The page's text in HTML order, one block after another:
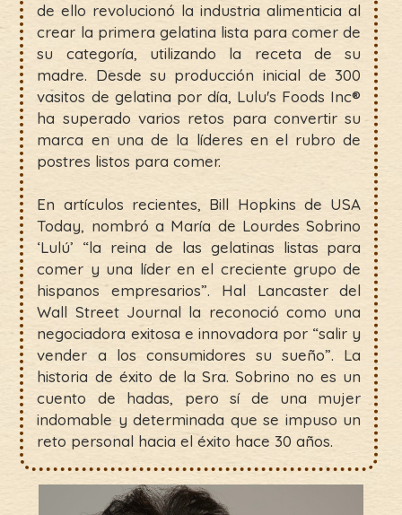
de ello revolucionó la industria alimenticia al
crear la primera gelatina lista para comer de
su categoría, utilizando la receta de su
madre. Desde su producción inicial de 300
vasitos de gelatina por día, Lulu's Foods Inc®
ha superado varios retos para convertir su
marca en una de la líderes en el rubro de
postres listos para comer.
En artículos recientes, Bill Hopkins de USA
Today, nombró a María de Lourdes Sobrino
‘Lulú’ “la reina de las gelatinas listas para
comer y una líder en el creciente grupo de
hispanos empresarios”. Hal Lancaster del
Wall Street Journal la reconoció como una
negociadora exitosa e innovadora por “salir y
vender a los consumidores su sueño”. La
historia de éxito de la Sra. Sobrino no es un
cuento de hadas, pero sí de una mujer
indomable y determinada que se impuso un
reto personal hacia el éxito hace 30 años.